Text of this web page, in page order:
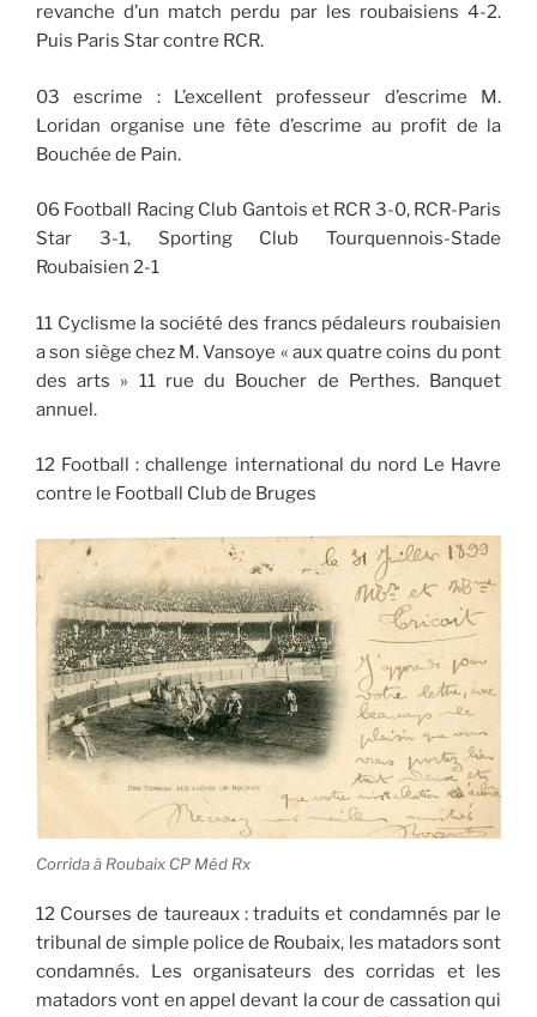
revanche d’un match perdu par les roubaisiens 4-2.
Puis Paris Star contre RCR.
03 escrime : L’excellent professeur d’escrime M.
Loridan organise une fête d’escrime au profit de la
Bouchée de Pain.
06 Football Racing Club Gantois et RCR 3-0, RCR-Paris
Star 3-1, Sporting Club Tourquennois-Stade
Roubaisien 2-1
11 Cyclisme la société des francs pédaleurs roubaisien
a son siège chez M. Vansoye « aux quatre coins du pont
des arts » 11 rue du Boucher de Perthes. Banquet
annuel.
12 Football : challenge international du nord Le Havre
contre le Football Club de Bruges
Corrida à Roubaix CP Méd Rx
12 Courses de taureaux : traduits et condamnés par le
tribunal de simple police de Roubaix, les matadors sont
condamnés. Les organisateurs des corridas et les
matadors vont en appel devant la cour de cassation qui